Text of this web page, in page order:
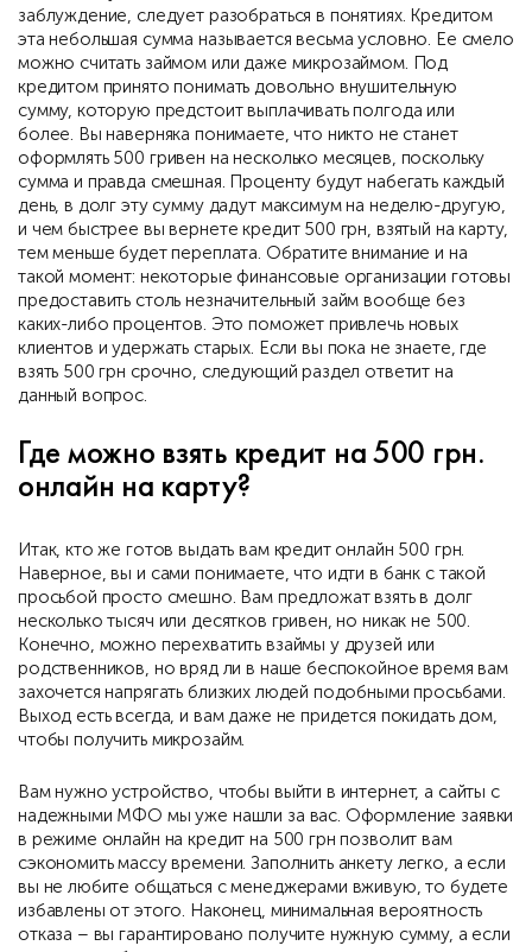
заблуждение, следует разобраться в понятиях. Кредитом
эта небольшая сумма называется весьма условно. Ее смело
можно считать займом или даже микрозаймом. Под
кредитом принято понимать довольно внушительную
сумму, которую предстоит выплачивать полгода или
более. Вы наверняка понимаете, что никто не станет
оформлять 500 гривен на несколько месяцев, поскольку
сумма и правда смешная. Проценту будут набегать каждый
день, в долг эту сумму дадут максимум на неделю-другую,
и чем быстрее вы вернете кредит 500 грн, взятый на карту,
тем меньше будет переплата. Обратите внимание и на
такой момент: некоторые финансовые организации готовы
предоставить столь незначительный займ вообще без
каких-либо процентов. Это поможет привлечь новых
клиентов и удержать старых. Если вы пока не знаете, где
взять 500 грн срочно, следующий раздел ответит на
данный вопрос.
Где можно взять кредит на 500 грн.
онлайн на карту?
Итак, кто же готов выдать вам кредит онлайн 500 грн.
Наверное, вы и сами понимаете, что идти в банк с такой
просьбой просто смешно. Вам предложат взять в долг
несколько тысяч или десятков гривен, но никак не 500.
Конечно, можно перехватить взаймы у друзей или
родственников, но вряд ли в наше беспокойное время вам
захочется напрягать близких людей подобными просьбами.
Выход есть всегда, и вам даже не придется покидать дом,
чтобы получить микрозайм.
Вам нужно устройство, чтобы выйти в интернет, а сайты с
надежными МФО мы уже нашли за вас. Оформление заявки
в режиме онлайн на кредит на 500 грн позволит вам
сэкономить массу времени. Заполнить анкету легко, а если
вы не любите общаться с менеджерами вживую, то будете
избавлены от этого. Наконец, минимальная вероятность
отказа – вы гарантировано получите нужную сумму, а если